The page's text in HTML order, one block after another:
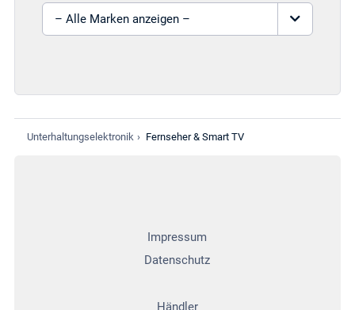
Marke auswählen
Unterhaltungselektronik › Fernseher & Smart TV
Impressum
Datenschutz
Händler